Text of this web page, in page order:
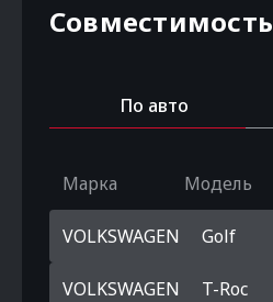
Совместимость
По авто
Марка Модель
VOLKSWAGEN Golf
VOLKSWAGEN T-Roc